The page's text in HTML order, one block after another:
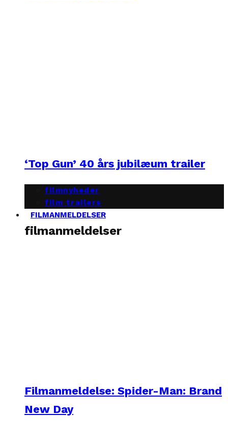
‘Top Gun’ 40 års jubilæum trailer
filmnyheder
film trailers
FILMANMELDELSER
filmanmeldelser
Filmanmeldelse: Spider-Man: Brand
New Day